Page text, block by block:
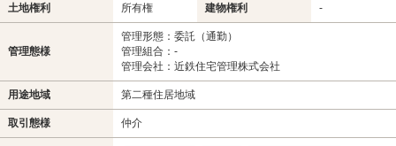
土地権利 所有権 建物権利 -
管理態様
管理形態：委託（通勤）
管理組合：-
管理会社：近鉄住宅管理株式会社
用途地域 第二種住居地域
取引態様 仲介